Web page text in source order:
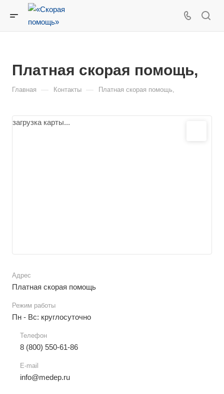
Платная скорая помощь,
Главная — Контакты — Платная скорая помощь,
Адрес
Платная скорая помощь
Режим работы
Пн - Вс: круглосуточно
Телефон
8 (800) 550-61-86
E-mail
info@medep.ru
загрузка карты...